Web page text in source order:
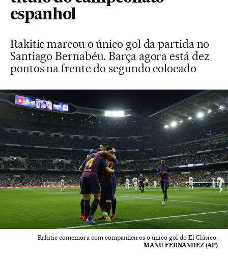
espanhol
Rakitic marcou o único gol da partida no
Santiago Bernabéu. Barça agora está dez
pontos na frente do segundo colocado
Rakitic comemora com companheiros o único gol do El Clásico.
MANU FERNANDEZ (AP)